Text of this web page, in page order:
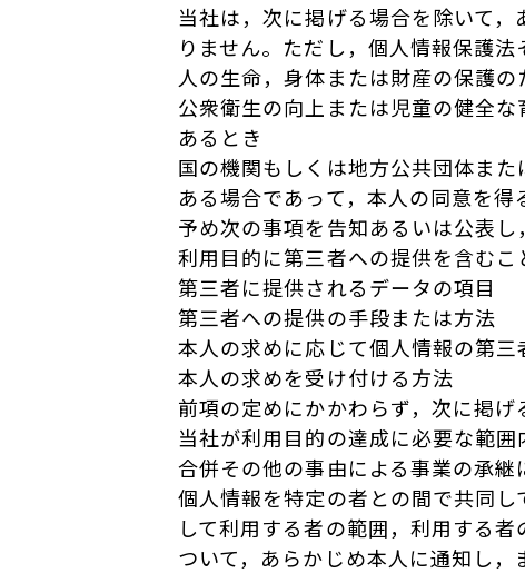
当社は，次に掲げる場合を除いて
りません。ただし，個人情報保護法
人の生命，身体または財産の保護
公衆衛生の向上または児童の健全
あるとき
国の機関もしくは地方公共団体ま
ある場合であって，本人の同意を
予め次の事項を告知あるいは公表
利用目的に第三者への提供を含むこ
第三者に提供されるデータの項目
第三者への提供の手段または方法
本人の求めに応じて個人情報の第
本人の求めを受け付ける方法
前項の定めにかかわらず，次に掲
当社が利用目的の達成に必要な範
合併その他の事由による事業の承
個人情報を特定の者との間で共同
して利用する者の範囲，利用する
ついて，あらかじめ本人に通知し